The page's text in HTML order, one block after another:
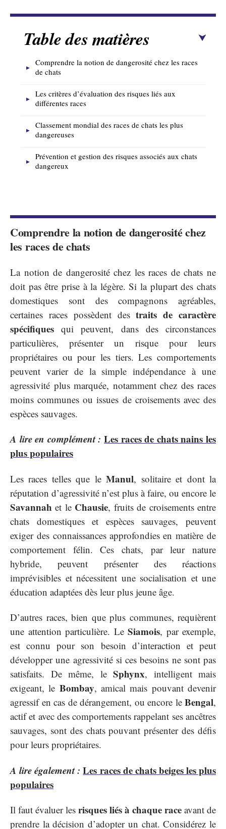
Table des matières
Comprendre la notion de dangerosité chez les races
de chats
Les critères d’évaluation des risques liés aux
différentes races
Classement mondial des races de chats les plus
dangereuses
Prévention et gestion des risques associés aux chats
dangereux
Comprendre la notion de dangerosité chez
les races de chats
La notion de dangerosité chez les races de chats ne
doit pas être prise à la légère. Si la plupart des chats
domestiques sont des compagnons agréables,
certaines races possèdent destraits de caractère
spécifiques qui peuvent, dans des circonstances
particulières, présenter un risque pour leurs
propriétaires ou pour les tiers. Les comportements
peuvent varier de la simple indépendance à une
agressivité plus marquée, notamment chez des races
moins communes ou issues de croisements avec des
espèces sauvages.
A lire en complément : Les races de chats nains les
plus populaires
Les races telles que leManul, solitaire et dont la
réputation d’agressivité n’est plus à faire, ou encore le
Savannah et le Chausie, fruits de croisements entre
chats domestiques et espèces sauvages, peuvent
exiger des connaissances approfondies en matière de
comportement félin. Ces chats, par leur nature
hybride, peuvent présenter des réactions
imprévisibles et nécessitent une socialisation et une
éducation adaptées dès leur plus jeune âge.
D’autres races, bien que plus communes, requièrent
une attention particulière. Le Siamois, par exemple,
est connu pour son besoin d’interaction et peut
développer une agressivité si ces besoins ne sont pas
satisfaits. De même, le Sphynx, intelligent mais
exigeant, le Bombay, amical mais pouvant devenir
agressif en cas de dérangement, ou encore le Bengal,
actif et avec des comportements rappelant ses ancêtres
sauvages, sont des chats pouvant présenter des défis
pour leurs propriétaires.
A lire également : Les races de chats beiges les plus
populaires
Il faut évaluer les risques liés à chaque race avant de
prendre la décision d’adopter un chat. Considérez le